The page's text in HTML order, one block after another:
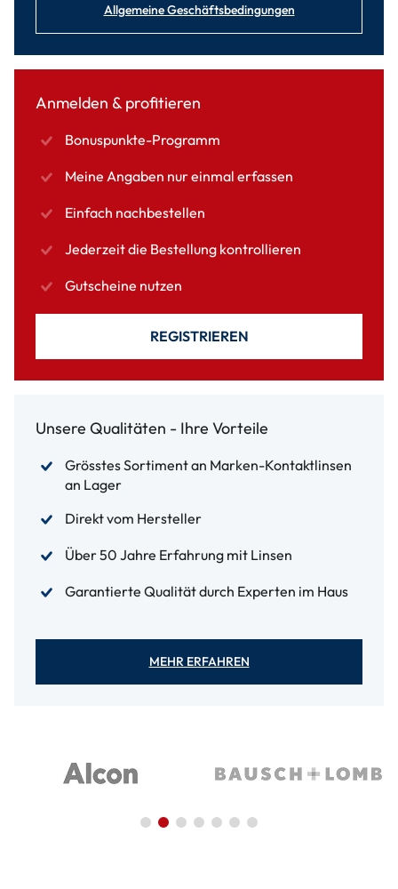
Allgemeine Geschäftsbedingungen
Anmelden & profitieren
Bonuspunkte-Programm
Meine Angaben nur einmal erfassen
Einfach nachbestellen
Jederzeit die Bestellung kontrollieren
Gutscheine nutzen
REGISTRIEREN
Unsere Qualitäten - Ihre Vorteile
Grösstes Sortiment an Marken-Kontaktlinsen
an Lager
Direkt vom Hersteller
Über 50 Jahre Erfahrung mit Linsen
Garantierte Qualität durch Experten im Haus
MEHR ERFAHREN